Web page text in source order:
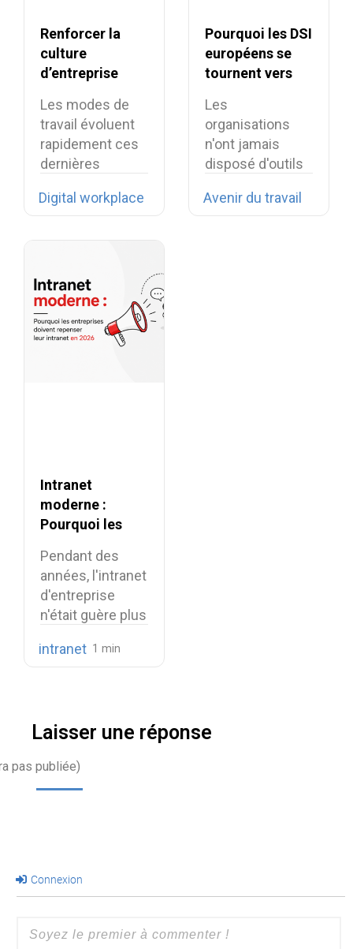
Renforcer la
culture
d’entreprise
digital
workplace
Les modes de
travail évoluent
rapidement ces
dernières
entreprises…
Digital workplace
Pourquoi les DSI
européens se
tournent vers
2026 ?
Les
organisations
n'ont jamais
disposé d'outils
aussi
Avenir du travail
Intranet
moderne :
Pourquoi les
doivent
repenser leur
intranet en 2026
Pendant des
années, l'intranet
d'entreprise
n'était guère plus
armoire
intranet
Laisser une réponse
pas publiée)
Connexion